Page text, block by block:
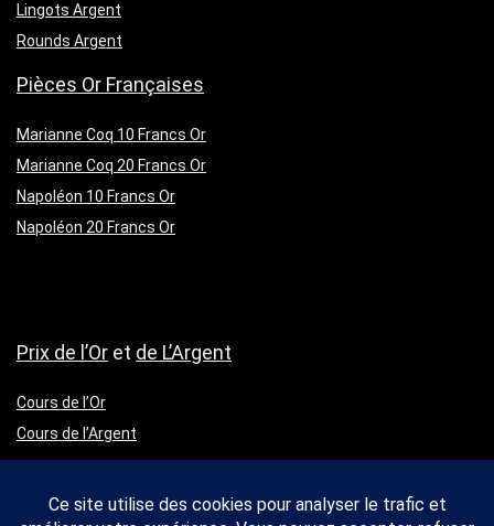
Lingots Argent
Rounds Argent
Pièces Or Françaises
Marianne Coq 10 Francs Or
Marianne Coq 20 Francs Or
Napoléon 10 Francs Or
Napoléon 20 Francs Or
Prix de l’Or et de L’Argent
Cours de l’Or
Cours de l’Argent